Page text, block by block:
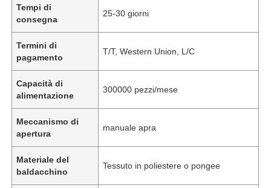
Tempi di
consegna
25-30 giorni
Termini di
pagamento
T/T, Western Union, L/C
Capacità di
alimentazione
300000 pezzi/mese
Meccanismo di
apertura
manuale apra
Materiale del
baldacchino
Tessuto in poliestere o pongee